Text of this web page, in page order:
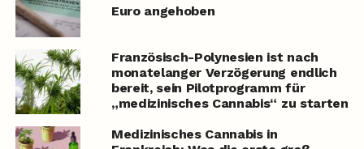
Euro angehoben
Französisch-Polynesien ist nach
monatelanger Verzögerung endlich
bereit, sein Pilotprogramm für
„medizinisches Cannabis“ zu starten
Medizinisches Cannabis in